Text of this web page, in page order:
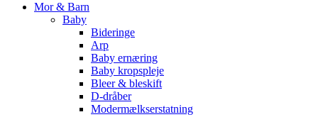
Mor & Barn
Baby
Bideringe
Arp
Baby ernæring
Baby kropspleje
Bleer & bleskift
D-dråber
Modermælkserstatning